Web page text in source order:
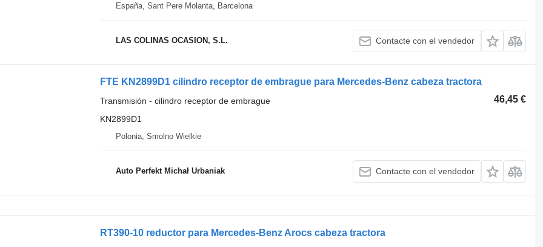
España, Sant Pere Molanta, Barcelona
LAS COLINAS OCASION, S.L. Contacte con el vendedor
FTE KN2899D1 cilindro receptor de embrague para Mercedes-Benz cabeza tractora
46,45 €
Transmisión - cilindro receptor de embrague
KN2899D1
Polonia, Smolno Wielkie
Auto Perfekt Michał Urbaniak Contacte con el vendedor
RT390-10 reductor para Mercedes-Benz Arocs cabeza tractora